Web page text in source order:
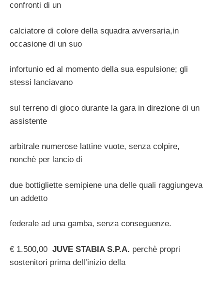
confronti di un
calciatore di colore della squadra avversaria,in
occasione di un suo
infortunio ed al momento della sua espulsione; gli
stessi lanciavano
sul terreno di gioco durante la gara in direzione di un
assistente
arbitrale numerose lattine vuote, senza colpire,
nonchè per lancio di
due bottigliette semipiene una delle quali raggiungeva
un addetto
federale ad una gamba, senza conseguenze.
€ 1.500,00 JUVE STABIA S.P.A. perchè propri
sostenitori prima dell’inizio della